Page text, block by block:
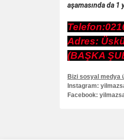
aşamasında da
Adres:
(BAŞKA
Bizi sosyal medya
Instagram:
Facebook: